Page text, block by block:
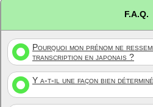
F.A.Q.
Pourquoi mon prénom ne
transcription en japonais ?
Y a-t-il une façon bien